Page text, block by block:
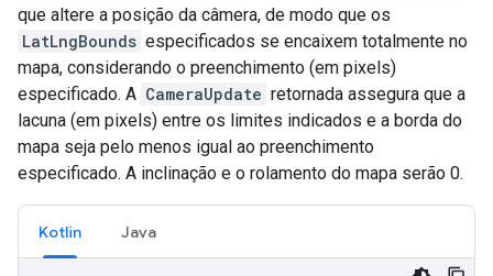
que altere a posição da câmera, de modo que os
LatLngBounds especificados se encaixem totalmente no
mapa, considerando o preenchimento (em pixels)
especificado. A CameraUpdate retornada assegura que a
lacuna (em pixels) entre os limites indicados e a borda do
mapa seja pelo menos igual ao preenchimento
especificado. A inclinação e o rolamento do mapa serão 0.
Kotlin Java